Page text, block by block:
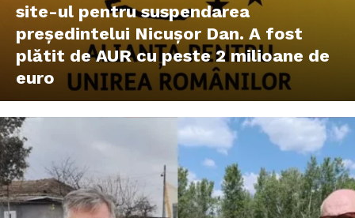
site-ul pentru suspendarea
președintelui Nicușor Dan. A fost
plătit de AUR cu peste 2 milioane de
euro